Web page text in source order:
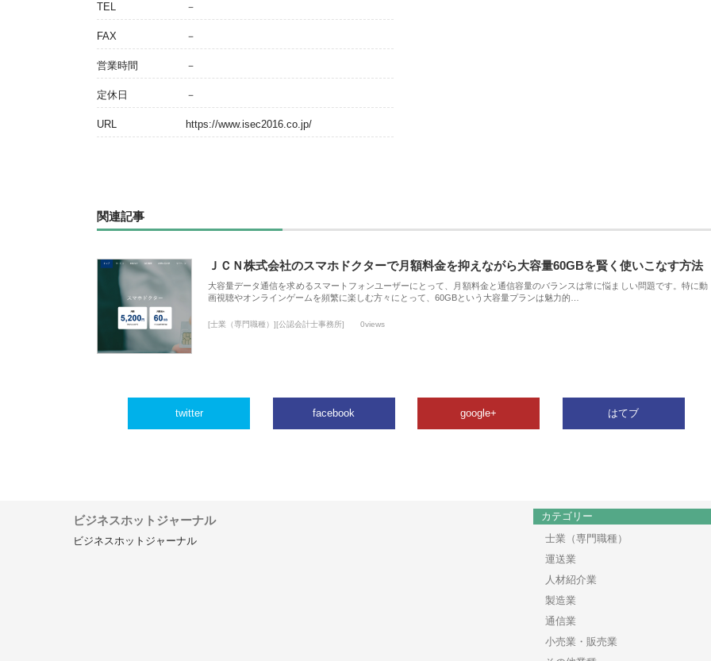
TEL －
FAX －
営業時間 －
定休日 －
URL https://www.isec2016.co.jp/
関連記事
ＪＣＮ株式会社のスマホドクターで月額料金を抑えながら大容量60GBを賢く使いこなす方法
大容量データ通信を求めるスマートフォンユーザーにとって、月額料金と通信容量のバランスは常に悩ましい問題です。特に動
画視聴やオンラインゲームを頻繁に楽しむ方々にとって、60GBという大容量プランは魅力的…
[士業（専門職種）][公認会計士事務所] 0views
twitter facebook google+ はてブ
ビジネスホットジャーナル
ビジネスホットジャーナル
カテゴリー
士業（専門職種）
運送業
人材紹介業
製造業
通信業
小売業・販売業